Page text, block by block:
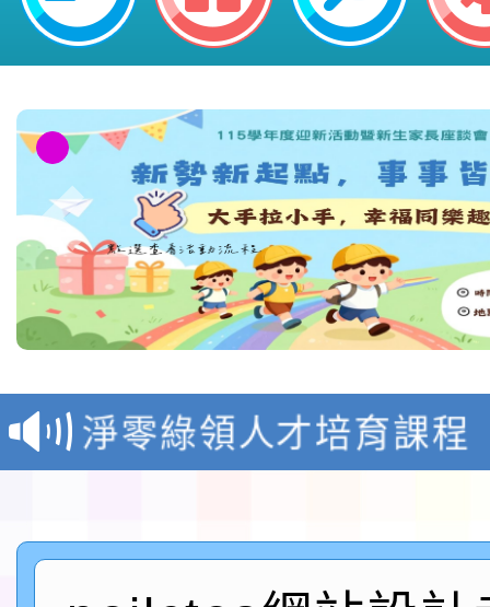
教育部校安中心白海豚
報
淨零綠領人才培育課程
檢送桃園市115學年度
及師生本土語及新住民
115年食農教育專業人